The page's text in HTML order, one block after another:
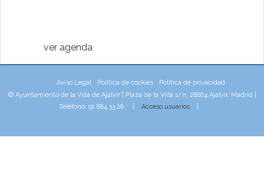
ver agenda
Aviso Legal Política de cookies
Política de privacidad
© Ayuntamiento de la Villa de Ajalvir | Plaza de la Villa s/n, 28864 Ajalvir, Madrid |
Teléfono: 91 884 33 28 | Acceso usuarios|